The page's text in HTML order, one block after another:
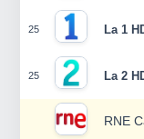
25 La 1
25 La 2
RNE